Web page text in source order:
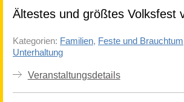
Ältestes und größtes Volksfest
Kategorien: Familien, Feste und Brauchtum
Unterhaltung
Veranstaltungsdetails